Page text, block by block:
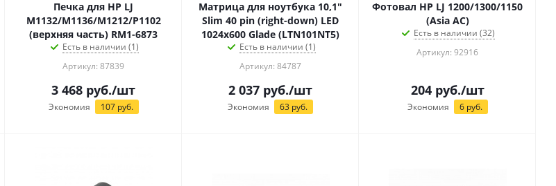
Печка для HP LJ
M1132/M1136/M1212/P1102
(верхняя часть) RM1-6873
Есть в наличии (1)
Артикул: 87839
3 468 руб./шт
Экономия 107руб.
Матрица для ноутбука 10,1"
Slim 40 pin (right-down) LED
1024x600 Glade (LTN101NT5)
Есть в наличии (1)
Артикул: 84787
2 037 руб./шт
Экономия 63 руб.
Фотовал HP LJ 1200/1300/1150
(Asia AC)
Есть в наличии (32)
Артикул: 92916
204руб./шт
Экономия 6руб.